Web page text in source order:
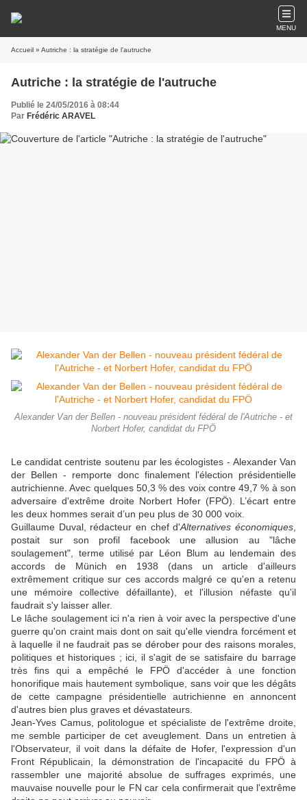
MENU
Accueil » Autriche : la stratégie de l'autruche
Autriche : la stratégie de l'autruche
Publié le 24/05/2016 à 08:44
Par Frédéric ARAVEL
Alexander Van der Bellen - nouveau président fédéral de l'Autriche - et
Norbert Hofer, candidat du FPÖ
Le candidat centriste soutenu par les écologistes - Alexander Van
der Bellen - remporte donc finalement l'élection présidentielle
autrichienne. Avec quelques 50,3 % des voix contre 49,7 % à son
adversaire d'extrême droite Norbert Hofer (FPÖ). L’écart entre
les deux hommes serait d’un peu plus de 30 000 voix.
Guillaume Duval, rédacteur en chef d'Alternatives économiques
postait sur son profil facebook une allusion au "lâche
soulagement", terme utilisé par Léon Blum au lendemain des
accords de Münich en 1938 (dans un article d'ailleurs
extrêmement critique sur ces accords malgré ce qu'en a retenu
une mémoire collective défaillante), et l'illusion néfaste qu'il
faudrait s'y laisser aller.
Le lâche soulagement ici n'a rien à voir avec la perspective d'une
guerre qu'on craint mais dont on sait qu'elle viendra forcément et
à laquelle il ne faudrait pas se dérober pour des raisons morales,
politiques et historiques ; ici, il s'agit de se satisfaire du barrage
très fins qui a empêché le FPÖ d'accéder à une fonction
honorifique mais hautement symbolique, sans voir que les dégâts
de cette campagne présidentielle autrichienne en annoncent
d'autres bien plus graves et dévastateurs.
Jean-Yves Camus, politologue et spécialiste de l'extrême droite,
me semble participer de cet aveuglement. Dans un entretien à
l'Observateur, il voit dans la défaite de Hofer, l'expression d'un
Front Républicain, la démonstration de l'incapacité du FPÖ à
rassembler une majorité absolue de suffrages exprimés, une
mauvaise nouvelle pour le FN car cela confirmerait que l'extrême